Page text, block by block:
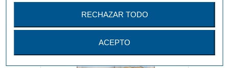
RECHAZAR TODO
ACEPTO